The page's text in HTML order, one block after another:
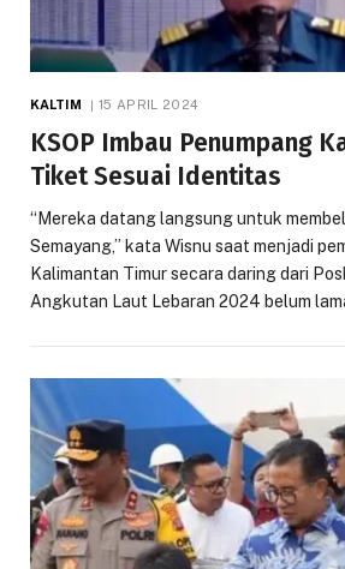
KALTIM 15 APRIL 2024
KSOP Imbau Penumpang
Tiket Sesuai Identitas
“Mereka datang langsung untuk
Semayang,” kata Wisnu saat menjadi
Kalimantan Timur secara daring dari
Angkutan Laut Lebaran 2024 belum